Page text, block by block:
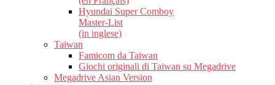
Hyundai Super Comboy
Master-List
(in inglese)
Taiwan
Famicom da Taiwan
Giochi originali di Taiwan su Megadrive
Megadrive Asian Version